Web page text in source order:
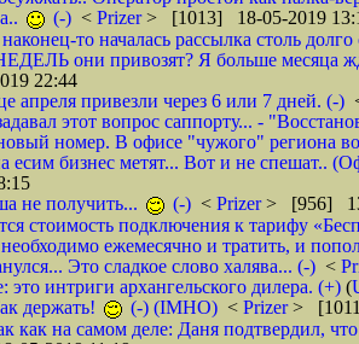
(-) < Prizer> [1013] 18-05-2019
то началась рассылка столь
они привозят? Я больше месяца
22:44
апреля привезли через 6 или 7 дней. (-)
этот вопрос саппорту... -
номер. В офисе "чужого" региона
есим бизнес метят... Вот и не спешат..
не получить...
(-) < Prizer> [956]
стоимость подключения к тарифу
ежемесячно и тратить, и
Это сладкое слово халява... (-) <
это интриги архангельского дилера. (+) (
держать!
(-) (IMHO) < Prizer>
как на самом деле: Даня подтвердил,